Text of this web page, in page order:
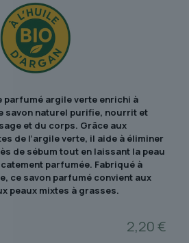
parfumé argile verte enrichi à
savon naturel purifie, nourrit et
et du corps. Grâce aux
de l’argile verte, il aide à éliminer
de sébum tout en laissant la peau
parfumée. Fabriqué à
ce savon parfumé convient aux
peaux mixtes à grasses.
2,20€